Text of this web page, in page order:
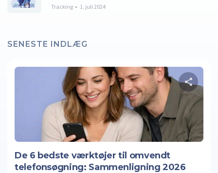
Tracking 1. juli 2024
SENESTE INDLÆG
De 6 bedste værktøjer til omvendt
telefonsøgning: Sammenligning 2026